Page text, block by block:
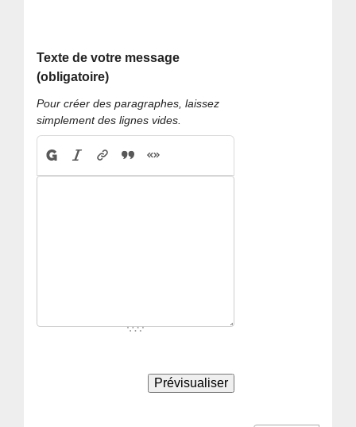
Texte de votre message
(obligatoire)
Pour créer des paragraphes, laissez
simplement des lignes vides.